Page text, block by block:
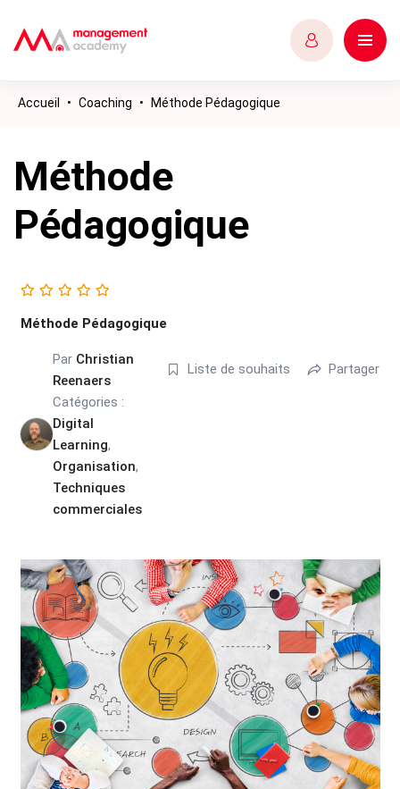
Accueil • Coaching • Méthode Pédagogique
Méthode
Pédagogique
Méthode Pédagogique
Par Christian
Reenaers
Catégories :
Digital
Learning,
Organisation,
Techniques
commerciales
Liste de souhaits Partager